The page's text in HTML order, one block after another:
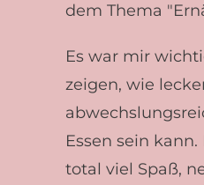
dem Thema
Es war mir
zeigen, wie
Essen sein
total viel Spaß,